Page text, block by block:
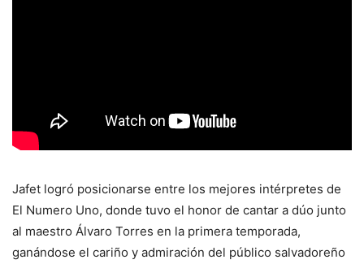
Jafet logró posicionarse entre los mejores intérpretes de
El Numero Uno, donde tuvo el honor de cantar a dúo junto
al maestro Álvaro Torres en la primera temporada,
ganándose el cariño y admiración del público salvadoreño